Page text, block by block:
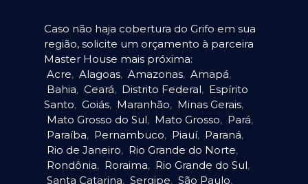
Caso não haja cobertura do Grifo em sua
região, solicite um orçamento à parceira
Master House mais próxima:
Acre, Alagoas, Amazonas, Amapá,
Bahia, Ceará, Distrito Federal, Espírito
Santo, Goiás, Maranhão, Minas Gerais,
Mato Grosso do Sul, Mato Grosso, Pará,
Paraíba, Pernambuco, Piauí, Paraná,
Rio de Janeiro, Rio Grande do Norte,
Rondônia, Roraima, Rio Grande do Sul,
Santa Catarina, Sergipe, São Paulo,